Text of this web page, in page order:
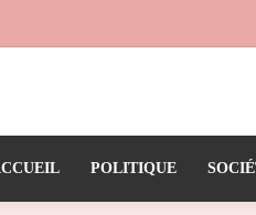
POLITIQUE